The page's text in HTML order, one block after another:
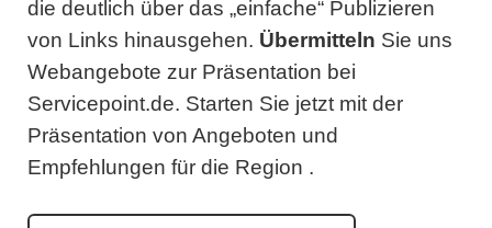
die deutlich über das „einfache“ Publizieren
von Links hinausgehen. Übermitteln Sie uns
Webangebote zur Präsentation bei
Servicepoint.de. Starten Sie jetzt mit der
Präsentation von Angeboten und
Empfehlungen für die Region .